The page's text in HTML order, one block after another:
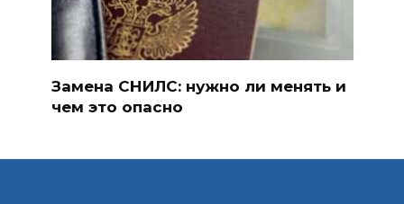
Замена СНИЛС: нужно ли менять и
чем это опасно